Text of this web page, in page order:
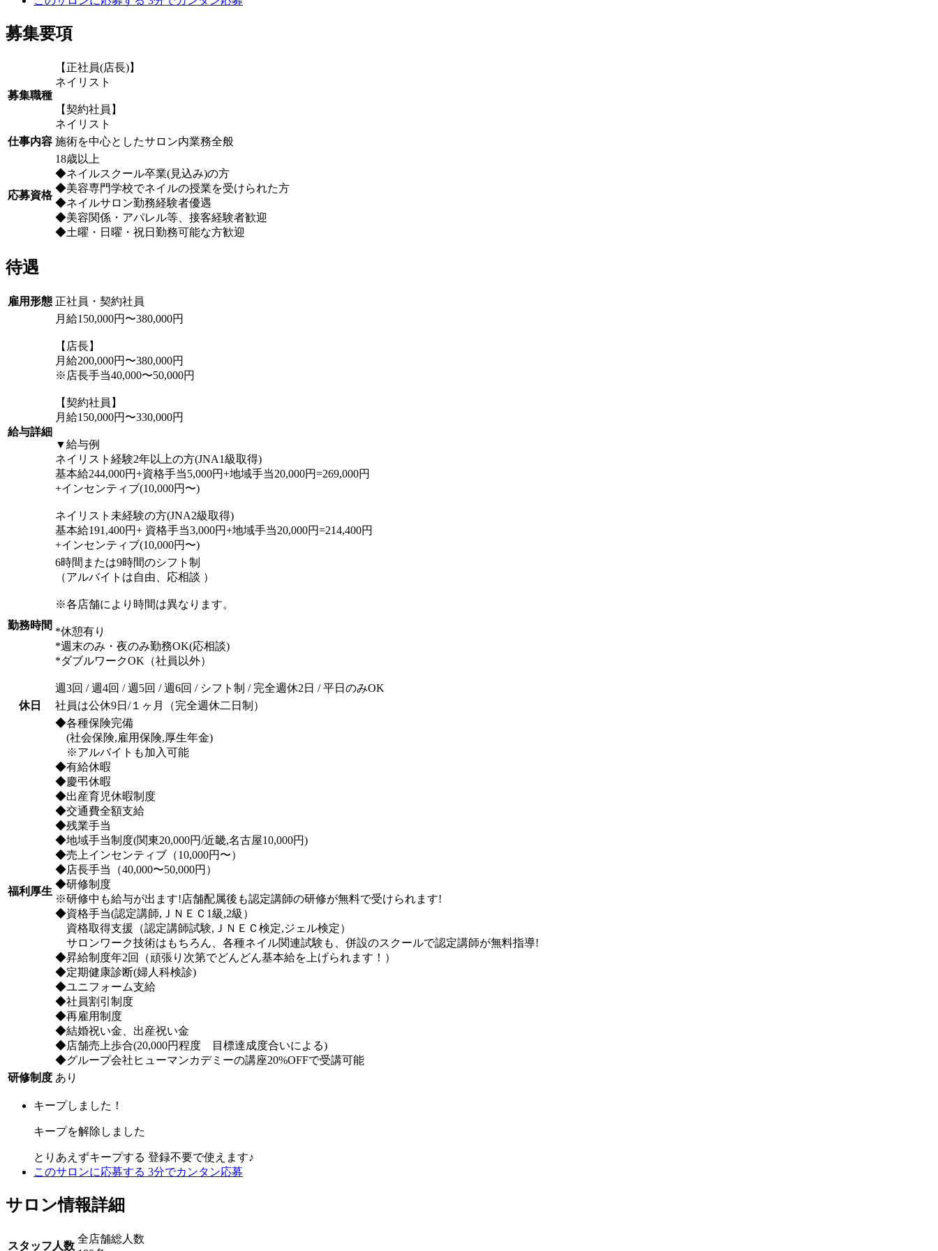
募集要項
募集職種
【正社員(店長)】
ネイリスト
【契約社員】
ネイリスト
仕事内容 施術を中心としたサロン内業務全般
応募資格
18歳以上
◆ネイルスクール卒業(見込み)の方
◆美容専門学校でネイルの授業を受けられた方
◆ネイルサロン勤務経験者優遇
◆美容関係・アパレル等、接客経験者歓迎
◆土曜・日曜・祝日勤務可能な方歓迎
待遇
雇用形態 正社員・契約社員
給与詳細
月給150,000円〜380,000円
【店長】
月給200,000円〜380,000円
※店長手当40,000〜50,000円
【契約社員】
月給150,000円〜330,000円
▼給与例
ネイリスト経験2年以上の方(JNA1級取得)
基本給244,000円+資格手当5,000円+地域手当20,000円=269,000円
+インセンティブ(10,000円〜)
ネイリスト未経験の方(JNA2級取得)
基本給191,400円+ 資格手当3,000円+地域手当20,000円=214,400円
+インセンティブ(10,000円〜)
勤務時間
6時間または9時間のシフト制
（アルバイトは自由、応相談 ）
※各店舗により時間は異なります。
*休憩有り
*週末のみ・夜のみ勤務OK(応相談)
*ダブルワークOK（社員以外）
週3回 / 週4回 / 週5回 / 週6回 / シフト制 / 完全週休2日 / 平日のみOK
休日
社員は公休9日/１ヶ月（完全週休二日制）
福利厚生
◆各種保険完備
(社会保険,雇用保険,厚生年金)
※アルバイトも加入可能
◆有給休暇
◆慶弔休暇
◆出産育児休暇制度
◆交通費全額支給
◆残業手当
◆地域手当制度(関東20,000円/近畿,名古屋10,000円)
◆売上インセンティブ（10,000円〜）
◆店長手当（40,000〜50,000円）
◆研修制度
※研修中も給与が出ます!店舗配属後も認定講師の研修が無料で受けられます!
◆資格手当(認定講師,ＪＮＥＣ1級,2級）
資格取得支援（認定講師試験,ＪＮＥＣ検定,ジェル検定）
サロンワーク技術はもちろん、各種ネイル関連試験も、併設のスクールで認定講師が無料指導!
◆昇給制度年2回（頑張り次第でどんどん基本給を上げられます！）
◆定期健康診断(婦人科検診)
◆ユニフォーム支給
◆社員割引制度
◆再雇用制度
◆結婚祝い金、出産祝い金
◆店舗売上歩合(20,000円程度 目標達成度合いによる)
◆グループ会社ヒューマンカデミーの講座20%OFFで受講可能
研修制度 あり
キープしました！
キープを解除しました
とりあえずキープする 登録不要で使えます♪
このサロンに応募する 3分でカンタン応募
サロン情報詳細
スタッフ人数
全店舗総人数